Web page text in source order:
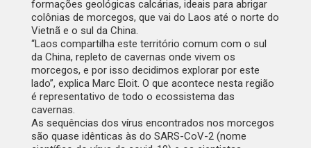
formações geológicas calcárias, ideais para abrigar
colônias de morcegos, que vai do Laos até o norte do
Vietnã e o sul da China.
“Laos compartilha este território comum com o sul
da China, repleto de cavernas onde vivem os
morcegos, e por isso decidimos explorar por este
lado”, explica Marc Eloit. O que acontece nesta região
é representativo de todo o ecossistema das
cavernas.
As sequências dos vírus encontrados nos morcegos
são quase idênticas às do SARS-CoV-2 (nome